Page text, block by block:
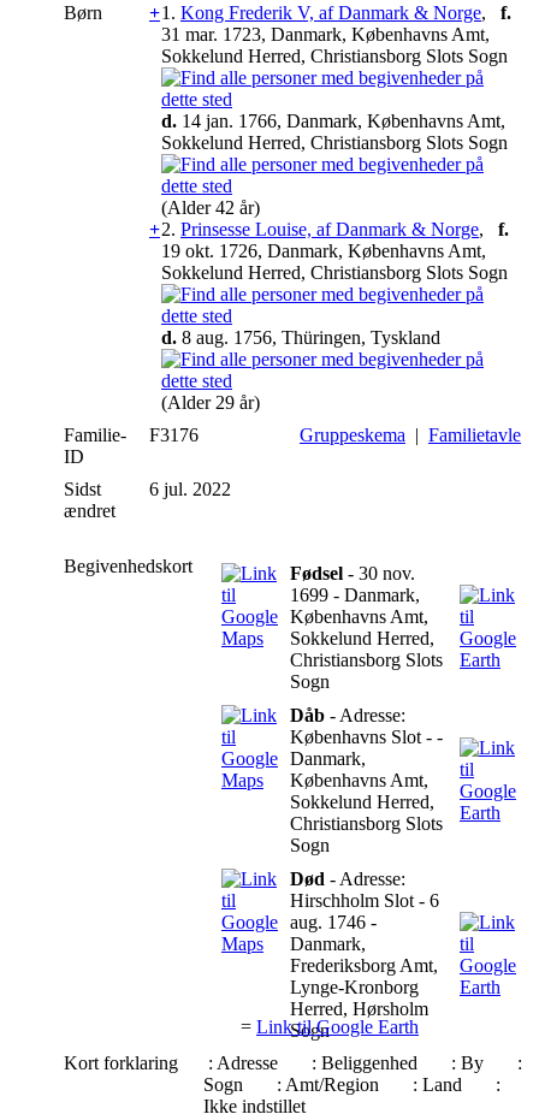
Børn
+1. Kong Frederik V, af Danmark & Norge, f.
31 mar. 1723, Danmark, Københavns Amt,
Sokkelund Herred, Christiansborg Slots Sogn
d. 14 jan. 1766, Danmark, Københavns Amt,
Sokkelund Herred, Christiansborg Slots Sogn
(Alder 42 år)
+2. Prinsesse Louise, af Danmark & Norge, f.
19 okt. 1726, Danmark, Københavns Amt,
Sokkelund Herred, Christiansborg Slots Sogn
d. 8 aug. 1756, Thüringen, Tyskland
(Alder 29 år)
Familie-
ID
F3176 Gruppeskema | Familietavle
Sidst
ændret
6 jul. 2022
Begivenhedskort Fødsel - 30 nov.
1699 - Danmark,
Københavns Amt,
Sokkelund Herred,
Christiansborg Slots
Sogn
Dåb - Adresse:
Københavns Slot - -
Danmark,
Københavns Amt,
Sokkelund Herred,
Christiansborg Slots
Sogn
Død - Adresse:
Hirschholm Slot - 6
aug. 1746 -
Danmark,
Frederiksborg Amt,
Lynge-Kronborg
Herred, Hørsholm
Sogn
= Link til Google Earth
Kort forklaring
: Adresse : Beliggenhed : By
:
Sogn
: Amt/Region : Land
:
Ikke indstillet